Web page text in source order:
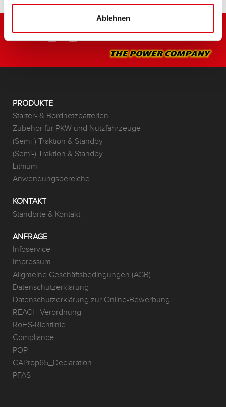
Ablehnen
PRODUKTE
Starter- & Bordnetzbatterien
Zubehör für PKW und Nutzfahrzeuge
(Semi-) Traktion & Standby
(Semi-) Traktion & Standby
Lithium
Anwendungsbereiche
KONTAKT
Standorte & Kontakt
ANFRAGE
Infoservice
Impressum
Allgmeine Geschäftsbedingungen (AGB)
Datenschutzerklärung
Datenschutzerklärung zur Online-Bewerbung
REACH Verordnung
RoHS-Richtlinie
Compliance
POP
CAProp65_Declaration
PFAS